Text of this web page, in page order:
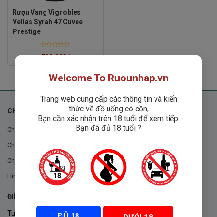
Rượu Vang Vignobles
Vellas Syrah 47 Cuvee
Prestige
Rated
728,000₫
CHÍNH SÁCH
Chính sách chung
Chính sách đổi trả
Chính sách mua hàng
Hình thức thanh toán
ĐIỀU KHOẢN VÀ CHÍNH SÁCH
Tuân thủ Nghị định 105/2017/NĐ-CP ngày 14/9/2017 của Chính
Welcome To Ruounhap.vn
Trang web cung cấp các thông tin và kiến
thức về đồ uống có cồn,
Bạn cần xác nhận trên 18 tuổi để xem tiếp.
Bạn đã đủ 18 tuổi ?